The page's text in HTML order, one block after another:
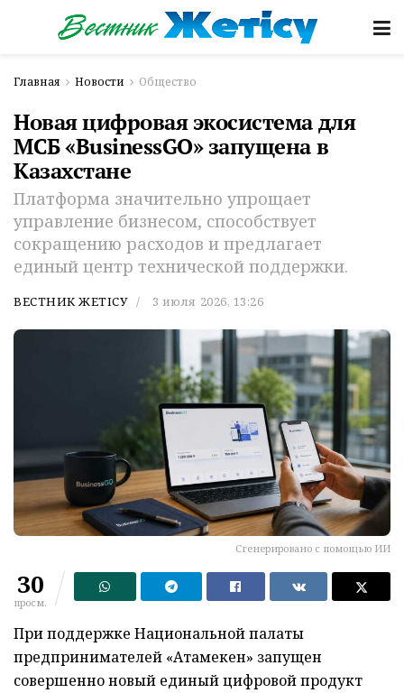
Главная Новости Общество
Новая цифровая экосистема для
МСБ «BusinessGO» запущена в
Казахстане
Платформа значительно упрощает
управление бизнесом, способствует
сокращению расходов и предлагает
единый центр технической поддержки.
ВЕСТНИК ЖЕТІСУ 3 июля 2026, 13:26
Сгенерировано с помощью ИИ
30
просм.
При поддержке Национальной палаты
предпринимателей «Атамекен» запущен
совершенно новый единый цифровой продукт